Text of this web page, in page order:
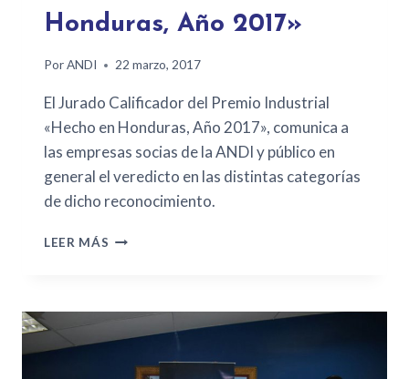
Honduras, Año 2017»
PorANDI 22 marzo, 2017
El Jurado Calificador del Premio Industrial
«Hecho en Honduras, Año 2017», comunica a
las empresas socias de la ANDI y público en
general el veredicto en las distintas categorías
de dicho reconocimiento.
LEER MÁS